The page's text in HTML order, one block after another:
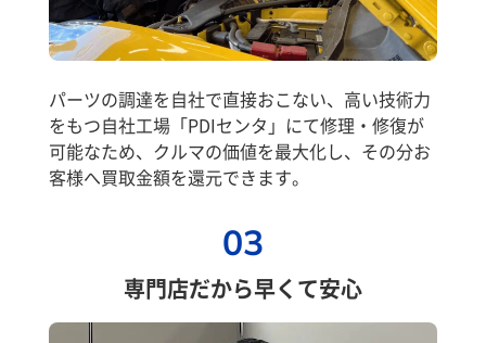
パーツの調達を自社で直接おこない、高い技術力
をもつ自社工場「PDIセンタ」にて修理・修復が
可能なため、クルマの価値を最大化し、その分お
客様へ買取金額を還元できます。
03
専門店だから早くて安心